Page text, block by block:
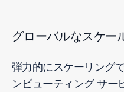
グローバルなスケー
弾力的にスケーリング
ンピューティング サー